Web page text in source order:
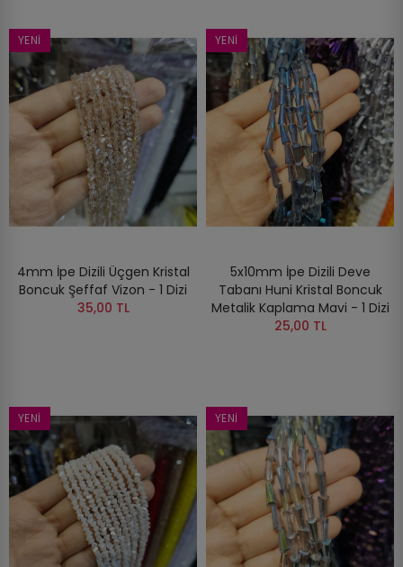
YENI
4mm İpe Dizili Üçgen Kristal
Boncuk Şeffaf Vizon - 1 Dizi
35,00 TL
YENI
5x10mm İpe Dizili Deve
Tabanı Huni Kristal Boncuk
Metalik Kaplama Mavi - 1 Dizi
25,00 TL
YENI YENI